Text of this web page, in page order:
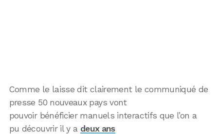
Comme le laisse dit clairement le communiqué de
presse 50 nouveaux pays vont
pouvoir bénéficier manuels interactifs que l’on a
pu découvrir il y a deux ans